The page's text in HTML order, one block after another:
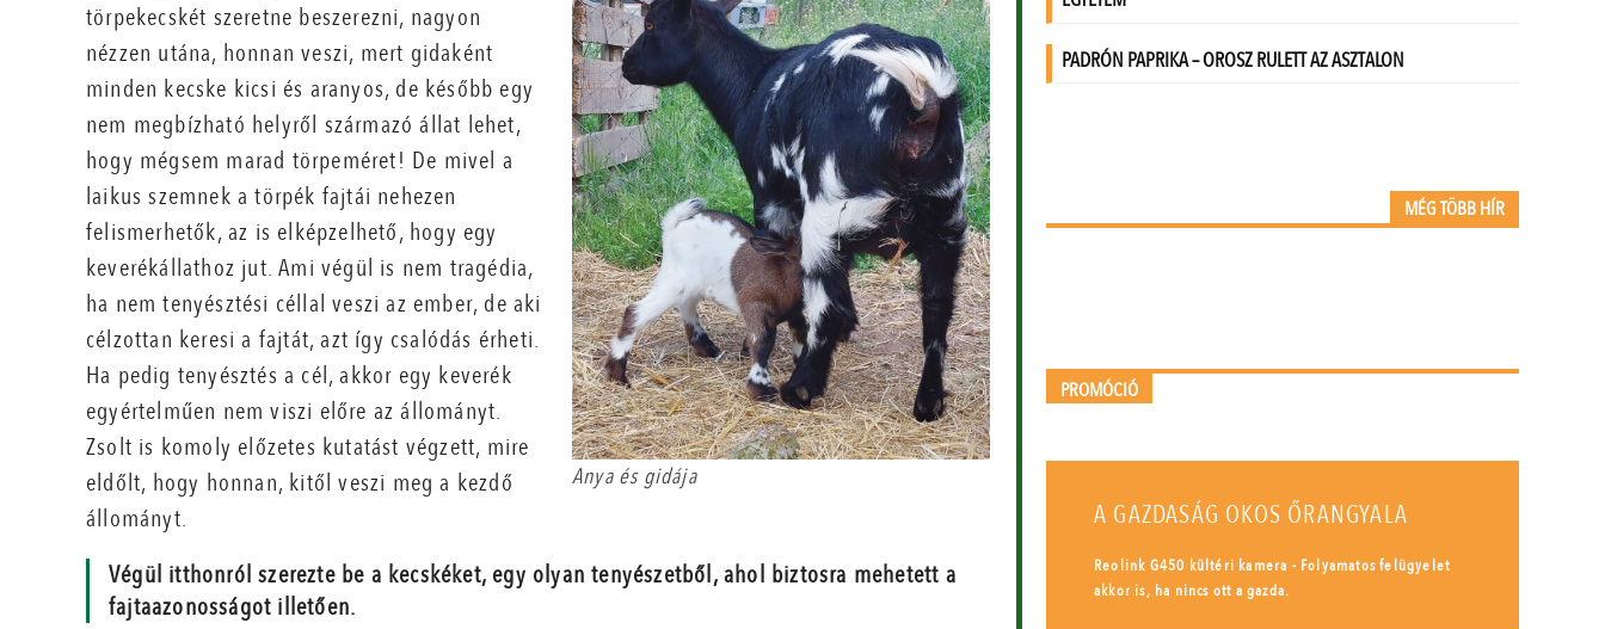
Anya és gidája
törpekecskét szeretne beszerezni, nagyon
nézzen utána, honnan veszi, mert gidaként
minden kecske kicsi és aranyos, de később egy
nem megbízható helyről származó állat lehet,
hogy mégsem marad törpeméret! De mivel a
laikus szemnek a törpék fajtái nehezen
felismerhetők, az is elképzelhető, hogy egy
keverékállathoz jut. Ami végül is nem tragédia,
ha nem tenyésztési céllal veszi az ember, de aki
célzottan keresi a fajtát, azt így csalódás érheti.
Ha pedig tenyésztés a cél, akkor egy keverék
egyértelműen nem viszi előre az állományt.
Zsolt is komoly előzetes kutatást végzett, mire
eldőlt, hogy honnan, kitől veszi meg a kezdő
állományt.
Végül itthonról szerezte be a kecskéket, egy olyan tenyészetből, ahol biztosra mehetett a
fajtaazonosságot illetően.
MÉG TÖBB HÍR
PROMÓCIÓ
A GAZDASÁG OKOS ŐRANGYALA
Reolink G450 kültéri kamera - Folyamatos felügyelet
akkor is, ha nincs ott a gazda.